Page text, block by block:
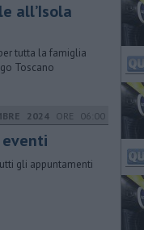
all’Isola
tutta la famiglia
Toscano
2024 ORE 06:00
gli appuntamenti